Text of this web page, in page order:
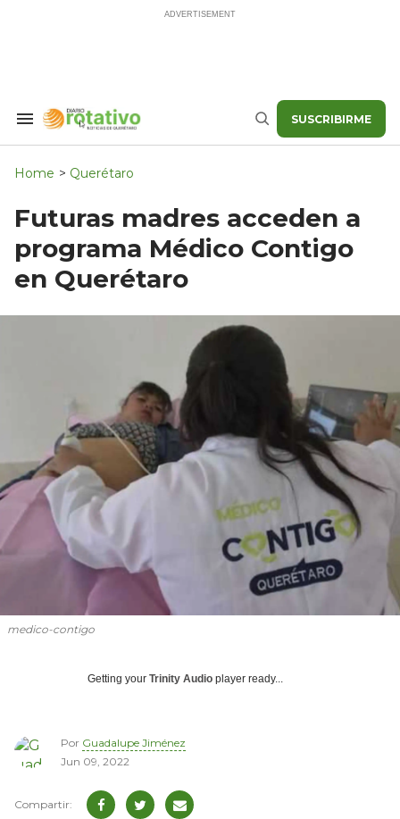
Search
Navigation
Buscar SUSCRIBIRME
Home > Querétaro
Futuras madres acceden a
programa Médico Contigo
en Querétaro
medico-contigo
Getting your Trinity Audio player ready...
Por Guadalupe Jiménez
Jun 09, 2022